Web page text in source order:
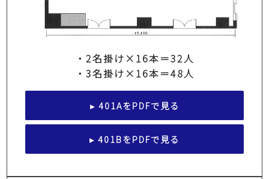
・2名掛け×16本＝32人
・3名掛け×16本＝48人
▸ 401AをPDFで見る
▸ 401BをPDFで見る